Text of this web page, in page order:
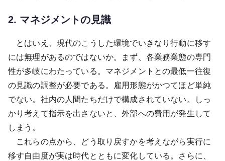
2. マネジメントの見識
とはいえ、現代のこうした環境でいきなり行動に移す
には無理があるのではないか。まず、各業務業態の専門
性が多岐にわたっている。マネジメントとの最低一往復
の見識の調整が必要である。雇用形態がかつてほど単純
でない。社内の人間たちだけで構成されていない。しっ
かり考えて指示を出さないと、外部への費用が発生して
しまう。
これらの点から、どう取り戻すかを考えながら実行に
移す自由度が実は時代とともに変化している。さらに、